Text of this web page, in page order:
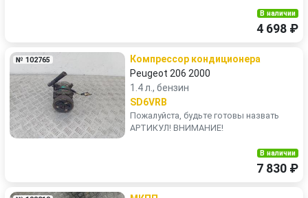
В наличии
4 698 ₽
№ 102765
Компрессор кондиционера
Peugeot 206 2000
1.4 л., бензин
SD6VRB
Пожалуйста, будьте готовы назвать
АРТИКУЛ! ВНИМАНИЕ!
В наличии
7 830 ₽